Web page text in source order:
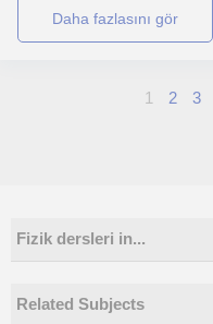
daha fazlasını gör
1 2 3
Fizik dersleri in...
Related Subjects